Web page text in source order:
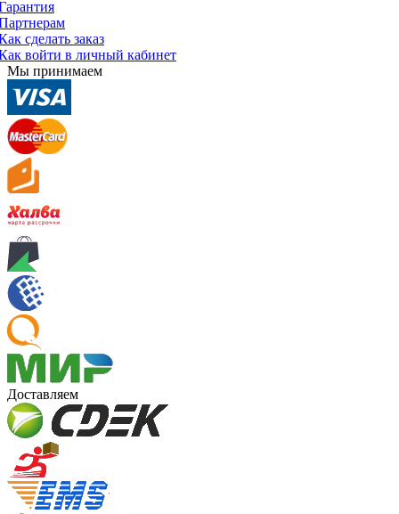
сделать заказ
войти в личный кабинет
Мы принимаем
Доставляем